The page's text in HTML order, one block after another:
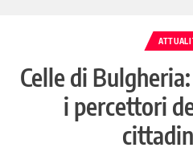
Celle di
i percettori